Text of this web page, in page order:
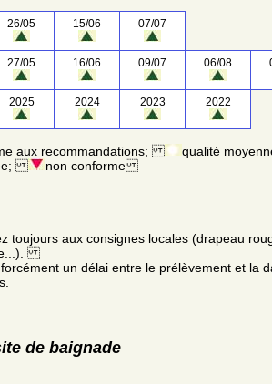
26/05 15/06 07/07
27/05 16/06 09/07 06/08
2025 2024 2023 2022
aux recommandations;
qualité
non conforme
toujours aux consignes locales (drapeau
un délai entre le prélèvement et la
de baignade